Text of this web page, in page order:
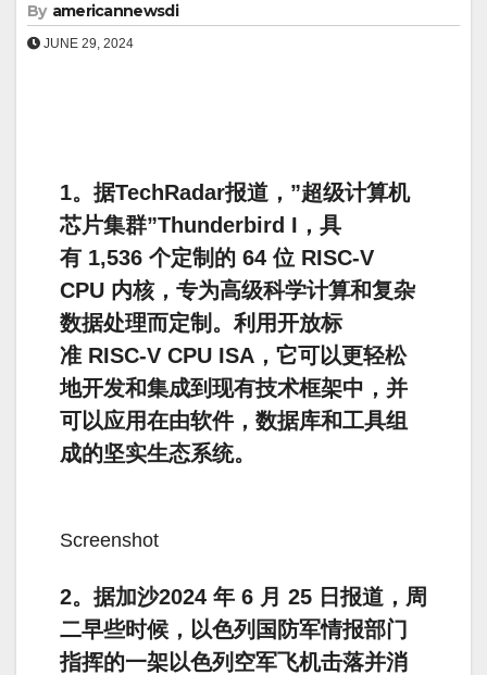
By americannewsdi
JUNE 29, 2024
1。据TechRadar报道，”超级计算机
芯片集群”Thunderbird I，具
有 1,536 个定制的 64 位 RISC-V
CPU 内核，专为高级科学计算和复杂
数据处理而定制。利用开放标
准 RISC-V CPU ISA，它可以更轻松
地开发和集成到现有技术框架中，并
可以应用在由软件，数据库和工具组
成的坚实生态系统。
Screenshot
2。据加沙2024 年 6 月 25 日报道，周
二早些时候，以色列国防军情报部门
指挥的一架以色列空军飞机击落并消